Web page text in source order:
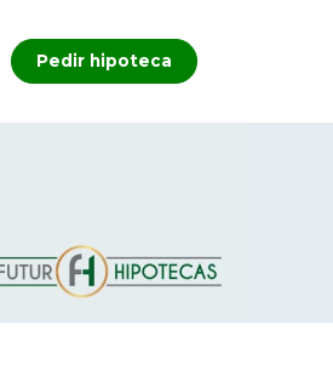
Pedir hipoteca